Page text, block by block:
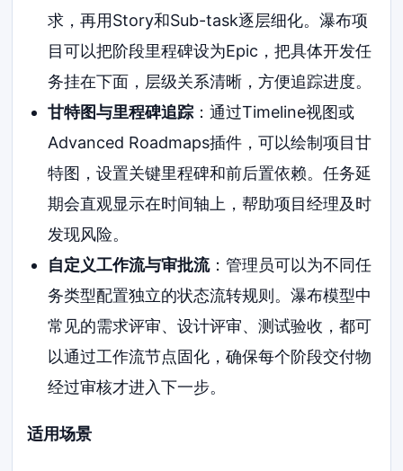
求，再用Story和Sub-task逐层细化。瀑布项
目可以把阶段里程碑设为Epic，把具体开发任
务挂在下面，层级关系清晰，方便追踪进度。
甘特图与里程碑追踪：通过Timeline视图或
Advanced Roadmaps插件，可以绘制项目甘
特图，设置关键里程碑和前后置依赖。任务延
期会直观显示在时间轴上，帮助项目经理及时
发现风险。
自定义工作流与审批流：管理员可以为不同任
务类型配置独立的状态流转规则。瀑布模型中
常见的需求评审、设计评审、测试验收，都可
以通过工作流节点固化，确保每个阶段交付物
经过审核才进入下一步。
适用场景